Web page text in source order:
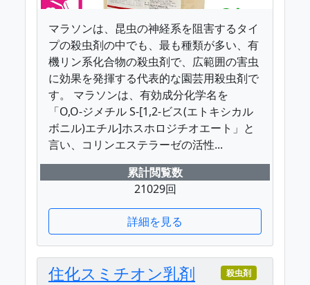
マラソンは、昆虫の神経系を阻害するタイ
プの殺虫剤の中でも、最も種類が多い、有
機リン系化合物の殺虫剤で、広範囲の害虫
に効果を発揮する代表的な園芸用殺虫剤で
す。 マラソンは、有効成分化学名を
「O,O-ジメチル S-[1,2-ビス(エトキシカル
ボニル)エチル]ホスホロジチオエート」と
言い、コリンエステラーゼの活性...
累計閲覧数
21029回
詳細を見る
住化スミチオン乳剤 殺虫剤